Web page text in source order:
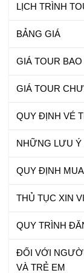
LỊCH TRÌNH
BẢNG GIÁ
GIÁ TOUR
GIÁ TOUR
QUY ĐỊNH VÉ
NHỮNG LƯU Ý
QUY ĐỊNH
THỦ TỤC XIN
QUY TRÌNH
ĐỐI VỚI
VÀ TRẺ EM